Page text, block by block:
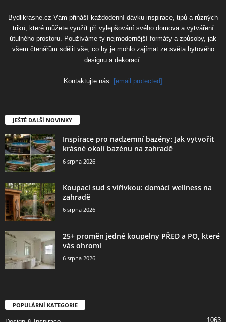
Bydlikrasne.cz Vám přináší každodenní dávku inspirace, tipů a různých
triků, které můžete využít při vylepšování svého domova a vytváření
útulného prostoru. Používáme ty nejmodernější formáty a způsoby, jak
všem čtenářům sdělit vše, co by je mohlo zajímat ze světa bytového
designu a dekorací.
Kontaktujte nás: [email protected]
JEŠTĚ DALŠÍ NOVINKY
Inspirace pro nadzemní bazény: Jak vytvořit
krásné okolí bazénu na zahradě
6 srpna 2026
Koupací sud s vířivkou: domácí wellness na
zahradě
6 srpna 2026
25+ proměn jedné koupelny PŘED a PO, které
vás ohromí
6 srpna 2026
POPULÁRNÍ KATEGORIE
1063